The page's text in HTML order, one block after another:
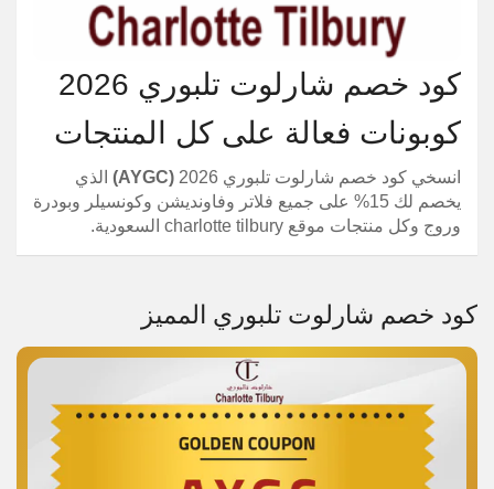
كود خصم شارلوت تلبوري 2026
كوبونات فعالة على كل المنتجات
انسخي كود خصم شارلوت تلبوري 2026 (AYGC)
الذي
يخصم لك 15% على جميع فلاتر وفاونديشن وكونسيلر وبودرة
وروج وكل منتجات موقع charlotte tilbury السعودية.
كود خصم شارلوت تلبوري المميز